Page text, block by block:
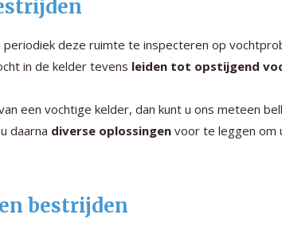
deze ruimte te inspecteren op
in de kelder tevens leiden tot opstijgend
een vochtige kelder, dan kunt u ons meteen
daarna diverse oplossingen voor te leggen om
bestrijden